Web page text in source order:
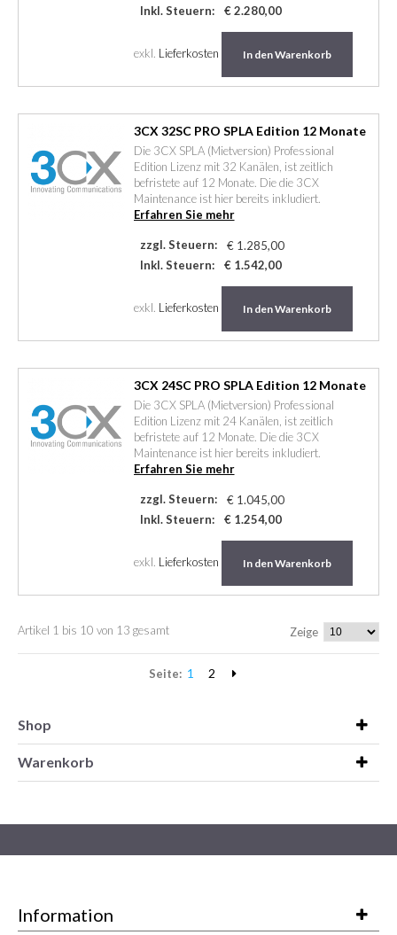
Inkl. Steuern:
€ 2.280,00
exkl. Lieferkosten In den Warenkorb
3CX 32SC PRO SPLA Edition 12 Monate
Die 3CX SPLA (Mietversion) Professional
Edition Lizenz mit 32 Kanälen, ist zeitlich
befristete auf 12 Monate. Die die 3CX
Maintenance ist hier bereits inkludiert.
Erfahren Sie mehr
zzgl. Steuern:
€ 1.285,00
Inkl. Steuern:
€ 1.542,00
exkl. Lieferkosten In den Warenkorb
3CX 24SC PRO SPLA Edition 12 Monate
Die 3CX SPLA (Mietversion) Professional
Edition Lizenz mit 24 Kanälen, ist zeitlich
befristete auf 12 Monate. Die die 3CX
Maintenance ist hier bereits inkludiert.
Erfahren Sie mehr
zzgl. Steuern:
€ 1.045,00
Inkl. Steuern:
€ 1.254,00
exkl. Lieferkosten In den Warenkorb
Artikel 1 bis 10 von 13 gesamt Zeige
Seite: 1 2
Shop
Warenkorb
Information